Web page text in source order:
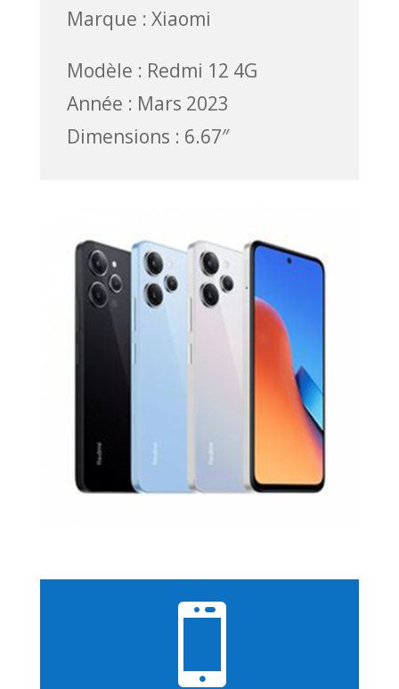
Marque : Xiaomi
Modèle : Redmi 12 4G
Année : Mars 2023
Dimensions : 6.67″
